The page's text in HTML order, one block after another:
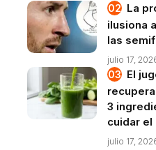
La
ilusiona
las
julio 17,
El
3
cuidar el
julio 17,